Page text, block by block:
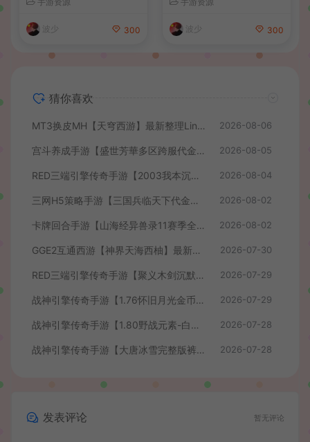
细搭建教程
波少 300
+Linux手工服务端+管理后台
+GM授权后台+简易安卓客户
端+详细搭建教程+视频教程
波少 300
猜你喜欢
MT3换皮MH【天穹西游】最新整理Linux手工服务端+安卓苹果双端+GM后台+详细搭建教程+全套源码+视频教程 2026-08-06
宫斗养成手游【盛世芳華多区跨服代金券本地优化版】最新整理单机一键即玩端+Linux手工服务端+CDK授权后台+安卓+详细搭建教程 2026-08-05
RED三端引擎传奇手游【2003我本沉默】最新整理Win系服务端+安卓苹果PC三端+详细搭建教程 2026-08-04
三网H5策略手游【三国兵临天下代金券内购七合修复版】最新整理单机一键即玩镜像端+Linux手工服务端+管理后台+GM授权后台+简易安卓客户端+详细搭建教程+视频教程 2026-08-02
卡牌回合手游【山海经异兽录11赛季全人物代金券内购版】最新整理WIN系服务端+授权GM后台+管理后台+热更修改工具+安卓+详细搭建教程 2026-08-02
GGE2互通西游【神界天海西柚】最新整理Win系服务端+安卓苹果PC三端+内置GM工具+全套源码+详细搭建教程+视频教程 2026-07-30
RED三端引擎传奇手游【聚义木剑沉默高仿嘟嘟沉默】最新整理Win系服务端+安卓苹果PC三端+详细搭建教程 2026-07-29
战神引擎传奇手游【1.76怀旧月光金币版】最新整理Win系复古服务端+安卓苹果双端+GM授权物品后台+详细搭建教程 2026-07-29
战神引擎传奇手游【1.80野战元素-白猪7.2免授权】最新整理Win系特色服务端+安卓+GM授权物品后台+详细搭建教程 2026-07-28
战神引擎传奇手游【大唐冰雪完整版裤衩7.0免授权】最新整理Win系特色服务端+GM授权后台+安卓苹果双端+详细搭建教程 2026-07-28
发表评论 暂无评论